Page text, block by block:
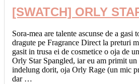
[SWATCH] ORLY
Sora-mea are talente ascunse de a gasi
dragute pe Fragrance Direct la preturi
gasit in trusa ei de cosmetice o oja de
Orly Star Spangled, iar eu am primit un
indelung dorit, oja Orly Rage (un mic
dar …